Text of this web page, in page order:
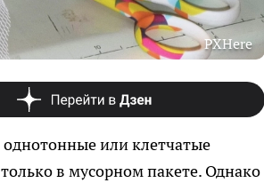
PXHere
или клетчатые
в мусорном пакете. Однако